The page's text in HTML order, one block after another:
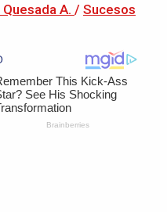
A. / Sucesos